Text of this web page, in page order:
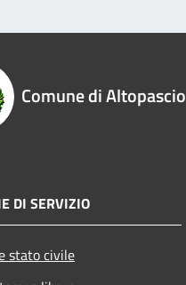
Comune di Altopascio
DI SERVIZIO
stato civile